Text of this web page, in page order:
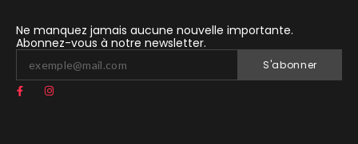
Ne manquez jamais aucune nouvelle importante.
Abonnez-vous à notre newsletter.
S'abonner